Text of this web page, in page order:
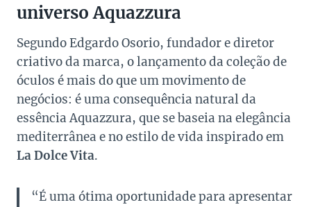
universo Aquazzura
Segundo Edgardo Osorio, fundador e diretor
criativo da marca, o lançamento da coleção de
óculos é mais do que um movimento de
negócios: é uma consequência natural da
essência Aquazzura, que se baseia na elegância
mediterrânea e no estilo de vida inspirado em
La Dolce Vita.
“É uma ótima oportunidade para apresentar